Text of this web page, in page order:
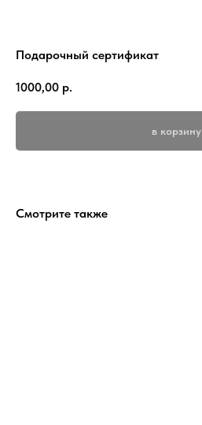
Подарочный сертификат
1000,00 р.
в корзину
Смотрите также